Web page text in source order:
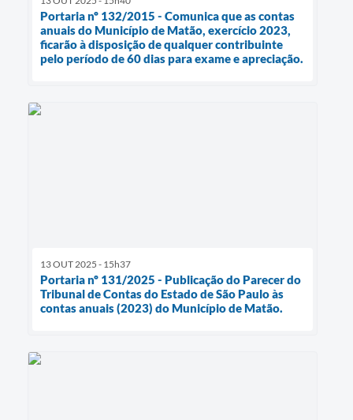
Portaria nº 132/2015 - Comunica que as contas
anuais do Município de Matão, exercício 2023,
ficarão à disposição de qualquer contribuinte
pelo período de 60 dias para exame e apreciação.
13 OUT 2025 - 15h37
Portaria nº 131/2025 - Publicação do Parecer do
Tribunal de Contas do Estado de São Paulo às
contas anuais (2023) do Município de Matão.